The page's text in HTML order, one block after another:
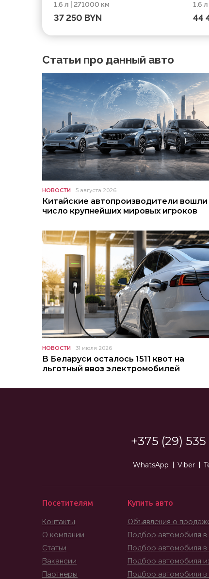
пробег 271000 км
1.6 л | 271000 км
37 250 BYN
1.6
44
Статьи про данный авто
НОВОСТИ 5 августа 2026
Китайские автопроизводители вошли
число крупнейших мировых игроков
НОВОСТИ 31 июля 2026
В Беларуси осталось 1511 квот на
льготный ввоз электромобилей
+375 (29) 535
WhatsApp Viber
Посетителям
Контакты
О компании
Статьи
Вакансии
Партнеры
Купить авто
Объявления о
Подбор автомобиля в
Подбор автомобиля
Подбор автомобиля
Подбор автомобиля в